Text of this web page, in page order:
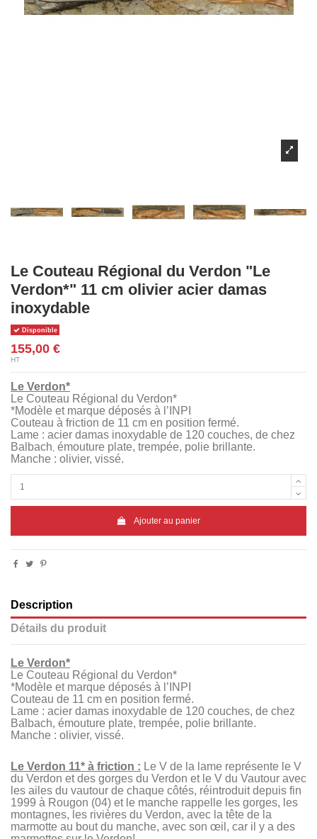
Le Couteau Régional du Verdon "Le
Verdon*" 11 cm olivier acier damas
inoxydable
Disponible
155,00 €
HT
Le Verdon*
Le Couteau Régional du Verdon*
*Modèle et marque déposés à l’INPI
Couteau à friction de 11 cm en position fermé.
Lame : acier damas inoxydable de 120 couches, de chez
Balbach émouture plate, trempée, polie brillante.
Manche : olivier, vissé.
Ajouter au panier
Description
Détails du produit
Le Verdon*
Le Couteau Régional du Verdon*
*Modèle et marque déposés à l’INPI
Couteau de 11 cm en position fermé.
Lame : acier damas inoxydable de 120 couches, de chez
Balbach, émouture plate, trempée, polie brillante.
Manche : olivier, vissé.
Le Verdon 11* à friction : Le V de la lame représente le V
du Verdon et des gorges du Verdon et le V du Vautour avec
les ailes du vautour de chaque côtés, réintroduit depuis fin
1999 à Rougon (04) et le manche rappelle les gorges, les
montagnes, les rivières du Verdon, avec la tête de la
marmotte au bout du manche, avec son œil, car il y a des